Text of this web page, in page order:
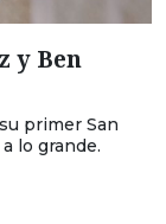
y Ben
primer San
lo grande.